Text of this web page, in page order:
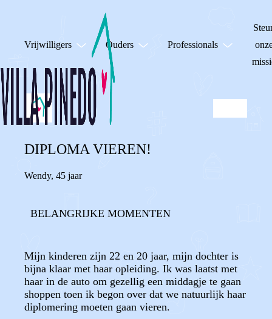
Vrijwilligers Ouders Professionals
DIPLOMA VIEREN!
Wendy, 45 jaar
BELANGRIJKE MOMENTEN
Mijn kinderen zijn 22 en 20 jaar, mijn dochter is
bijna klaar met haar opleiding. Ik was laatst met
haar in de auto om gezellig een middagje te gaan
shoppen toen ik begon over dat we natuurlijk haar
diplomering moeten gaan vieren.